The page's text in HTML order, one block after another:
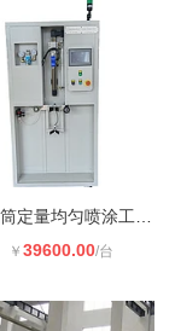
￥ 39600.00/台